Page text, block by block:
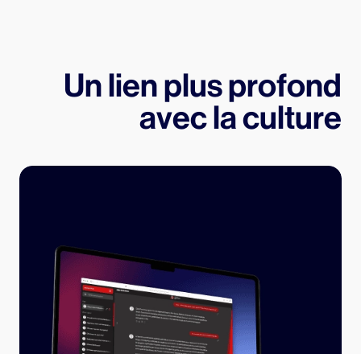
Un lien plus profond
avec la culture